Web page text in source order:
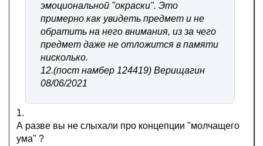
эмоциональной "окраски". Это
примерно как увидеть предмет и не
обратить на него внимания, из за чего
предмет даже не отложится в памяти
нисколько.
12.(пост намбер 124419) Верищагин
08/06/2021
1.
А разве вы не слыхали про концепции "молчащего
ума" ?